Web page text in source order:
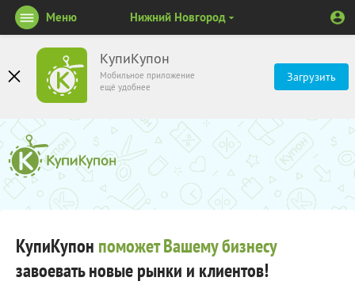
КупиКупон
Мобильное приложение
ещё удобнее
Загрузить
Меню Нижний Новгород
КупиКупон поможет Вашему бизнесу
завоевать новые рынки и клиентов!